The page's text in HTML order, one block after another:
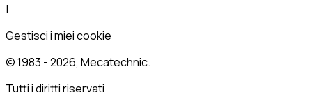
|
Gestisci i miei cookie
© 1983 -2026, Mecatechnic.
Tutti i diritti riservati